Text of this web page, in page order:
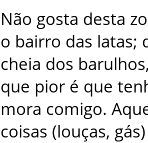
Não gosta desta
o bairro das latas;
cheia dos barulhos
que pior é que
mora comigo.
coisas (louças, gás)